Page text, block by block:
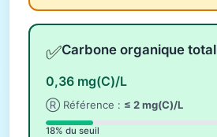
✅Carbone organique total
0,36 mg(C)/L
Ⓡ Référence : ≤ 2 mg(C)/L
18% du seuil